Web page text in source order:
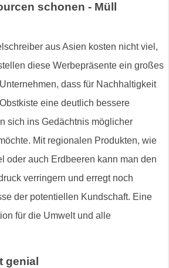
schonen - Müll
aus Asien kosten nicht viel,
diese Werbepräsente ein großes
dass für Nachhaltigkeit
eine deutlich bessere
sich ins Gedächtnis möglicher
Mit regionalen Produkten, wie
oder auch Erdbeeren kann man den
verringern und erregt noch
der potentiellen Kundschaft. Eine
für die Umwelt und alle
genial